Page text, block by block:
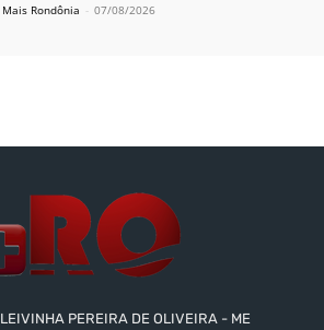
Mais Rondônia - 07/08/2026
PEREIRA DE OLIVEIRA - ME